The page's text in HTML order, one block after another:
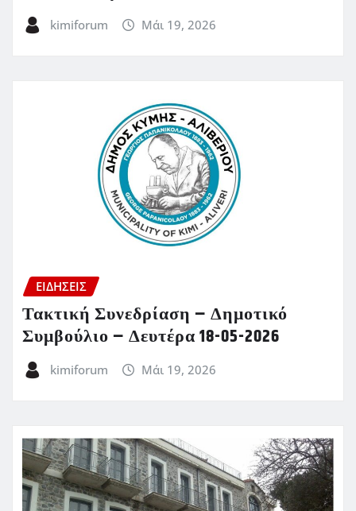
kimiforum Μάι 19, 2026
ΕΙΔΗΣΕΙΣ
Τακτική Συνεδρίαση – Δημοτικό
Συμβούλιο – Δευτέρα 18-05-2026
kimiforum Μάι 19, 2026